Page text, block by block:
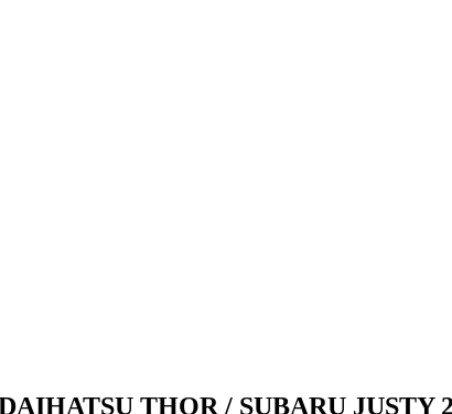
THOR / SUBARU JUSTY